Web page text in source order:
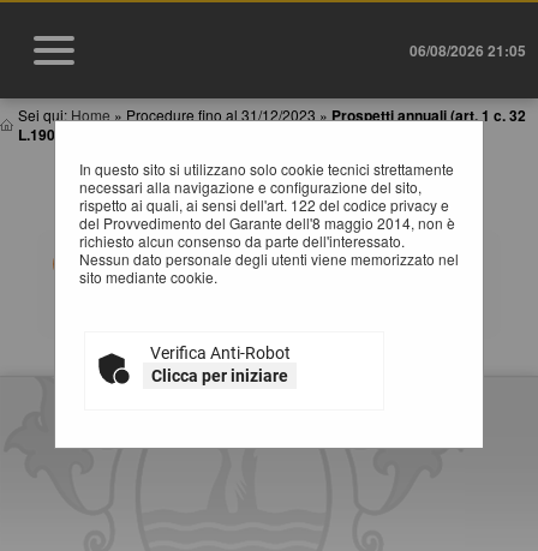
06/08/2026 21:05
Sei qui: Home » Procedure fino al 31/12/2023 » Prospetti annuali (art. 1 c. 32
L.190 de...
In questo sito si utilizzano solo cookie tecnici strettamente
necessari alla navigazione e configurazione del sito,
rispetto ai quali, ai sensi dell'art. 122 del codice privacy e
del Provvedimento del Garante dell'8 maggio 2014, non è
richiesto alcun consenso da parte dell'interessato.
Nessun dato personale degli utenti viene memorizzato nel
sito mediante cookie.
Verifica Anti-Robot
Clicca per iniziare
PROSPETTI ANNUALI (ART. 1 C. 32 L.190 DEL
6/11/2012)
Tabelle riassuntive degli affidamenti di lavori, servizi e
forniture (Adempimenti art.1 comma 32 Legge
190/2012). Selezionare l'anno per accedere alla